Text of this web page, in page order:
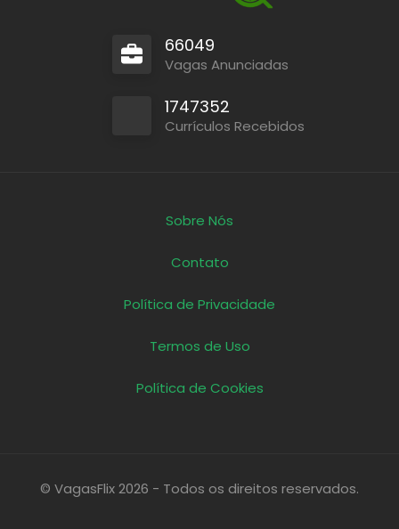
66049
Vagas Anunciadas
1747352
Currículos Recebidos
Sobre Nós
Contato
Política de Privacidade
Termos de Uso
Política de Cookies
© VagasFlix 2026 - Todos os direitos reservados.